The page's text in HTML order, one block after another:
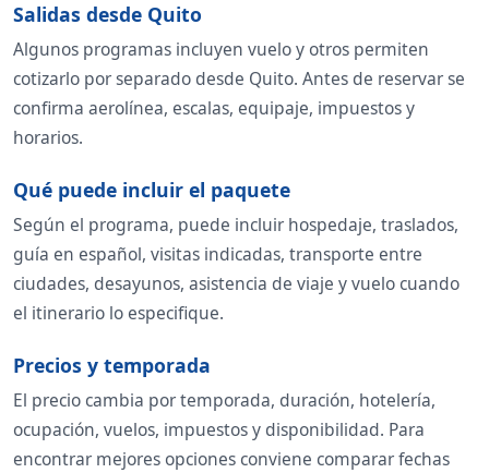
Salidas desde Quito
Algunos programas incluyen vuelo y otros permiten
cotizarlo por separado desde Quito. Antes de reservar se
confirma aerolínea, escalas, equipaje, impuestos y
horarios.
Qué puede incluir el paquete
Según el programa, puede incluir hospedaje, traslados,
guía en español, visitas indicadas, transporte entre
ciudades, desayunos, asistencia de viaje y vuelo cuando
el itinerario lo especifique.
Precios y temporada
El precio cambia por temporada, duración, hotelería,
ocupación, vuelos, impuestos y disponibilidad. Para
encontrar mejores opciones conviene comparar fechas